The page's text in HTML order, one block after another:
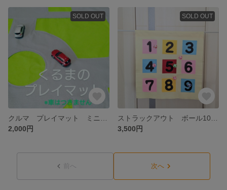
SOLD OUT
2,000円
SOLD OUT
3,500円
前へ 次へ